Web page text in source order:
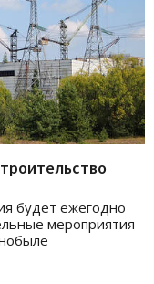
будет ежегодно
мероприятия